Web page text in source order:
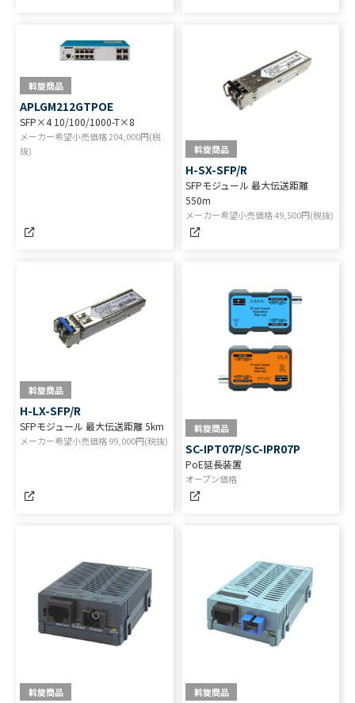
斡旋商品
APLGM212GTPOE
SFP×4 10/100/1000-T×8
メーカー希望小売価格204,000円(税
抜)
斡旋商品
H-SX-SFP/R
SFPモジュール 最大伝送距離
550m
メーカー希望小売価格49,500円(税抜)
斡旋商品
H-LX-SFP/R
SFPモジュール 最大伝送距離 5km
メーカー希望小売価格99,000円(税抜)
斡旋商品
SC-IPT07P/SC-IPR07P
PoE延長装置
オープン価格
斡旋商品 斡旋商品